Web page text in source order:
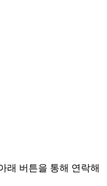
래 버튼을 통해 연락해